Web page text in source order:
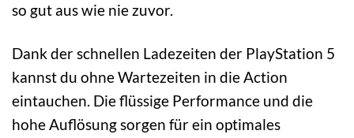
so gut aus wie nie zuvor.
Dank der schnellen Ladezeiten der PlayStation 5
kannst du ohne Wartezeiten in die Action
eintauchen. Die flüssige Performance und die
hohe Auflösung sorgen für ein optimales